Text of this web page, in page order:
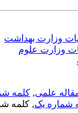
وزارت بهداشت
وزارت علوم
علمی, کلمه
یک, کلمه